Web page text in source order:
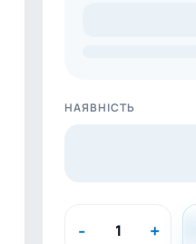
НАЯВНІСТЬ
- +